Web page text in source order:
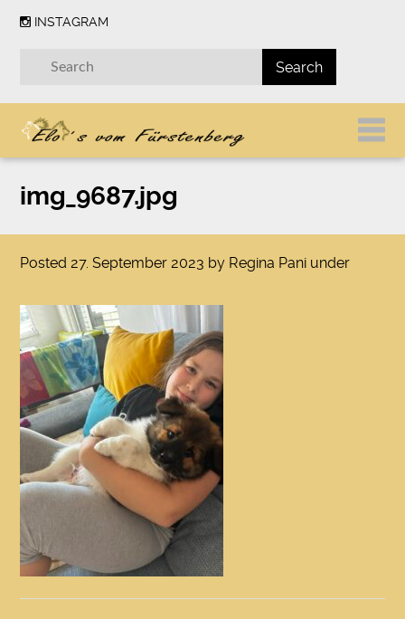
INSTAGRAM
img_9687.jpg
Posted 27. September 2023 by Regina Pani under